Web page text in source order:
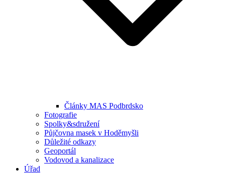
Články MAS Podbrdsko
Fotografie
Spolky&sdružení
Půjčovna masek v Hoděmyšli
Důležité odkazy
Geoportál
Vodovod a kanalizace
Úřad